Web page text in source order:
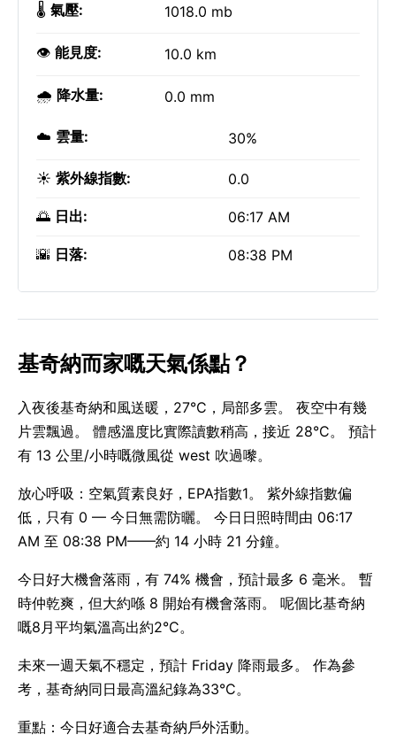
🌡️ 氣壓: 1018.0 mb
👁️ 能見度: 10.0 km
🌧️ 降水量: 0.0 mm
☁️ 雲量: 30%
☀️ 紫外線指數: 0.0
🌅 日出: 06:17 AM
🌇 日落: 08:38 PM
基奇納而家嘅天氣係點？
入夜後基奇納和風送暖，27°C，局部多雲。 夜空中有幾
片雲飄過。 體感溫度比實際讀數稍高，接近 28°C。 預計
有 13 公里/小時嘅微風從 west 吹過嚟。
放心呼吸：空氣質素良好，EPA指數1。 紫外線指數偏
低，只有 0 — 今日無需防曬。 今日日照時間由 06:17
AM 至 08:38 PM——約 14 小時 21 分鐘。
今日好大機會落雨，有 74% 機會，預計最多 6 毫米。 暫
時仲乾爽，但大約喺 8 開始有機會落雨。 呢個比基奇納
嘅8月平均氣溫高出約2°C。
未來一週天氣不穩定，預計 Friday 降雨最多。 作為參
考，基奇納同日最高溫紀錄為33°C。
重點：今日好適合去基奇納戶外活動。